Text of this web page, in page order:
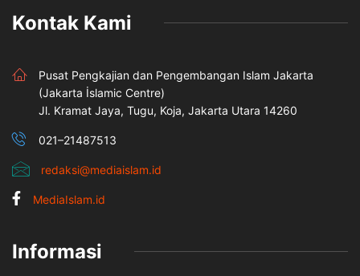
Kontak Kami
Pusat Pengkajian dan Pengembangan Islam Jakarta
(Jakarta İslamic Centre)
Jl. Kramat Jaya, Tugu, Koja, Jakarta Utara 14260
021–21487513
redaksi@mediaislam.id
MediaIslam.id
Informasi